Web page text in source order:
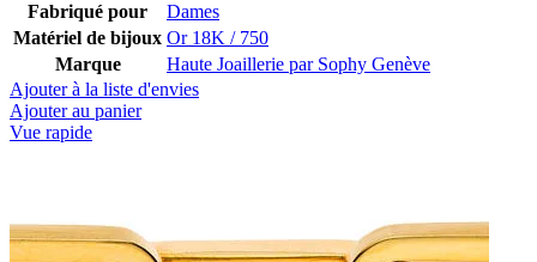
Fabriqué pour
Dames
Matériel de bijoux Or 18K / 750
Marque
Haute Joaillerie par Sophy Genève
Ajouter à la liste d'envies
Ajouter au panier
Vue rapide